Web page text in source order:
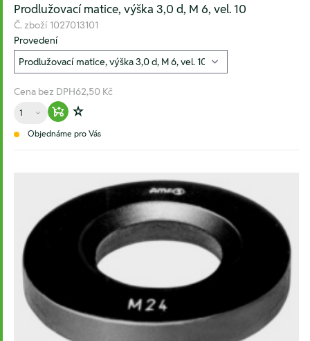
Prodlužovací matice, výška 3,0 d, M 6, vel. 10
Č. zboží 1027013101
Provedení
Cena bez DPH62,50 Kč
Množství
Warenkorb hinzufügen
Zur Wunschliste hinzufügen
Objednáme pro Vás